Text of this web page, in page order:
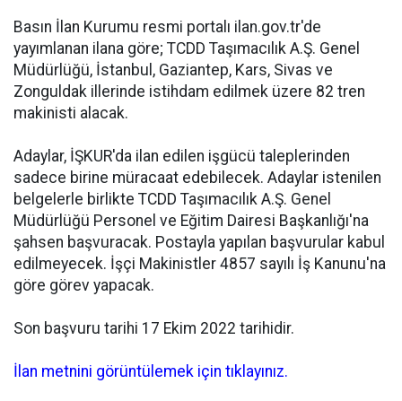
Basın İlan Kurumu resmi portalı ilan.gov.tr'de
yayımlanan ilana göre; TCDD Taşımacılık A.Ş. Genel
Müdürlüğü, İstanbul, Gaziantep, Kars, Sivas ve
Zonguldak illerinde istihdam edilmek üzere 82 tren
makinisti alacak.
Adaylar, İŞKUR'da ilan edilen işgücü taleplerinden
sadece birine müracaat edebilecek. Adaylar istenilen
belgelerle birlikte TCDD Taşımacılık A.Ş. Genel
Müdürlüğü Personel ve Eğitim Dairesi Başkanlığı'na
şahsen başvuracak. Postayla yapılan başvurular kabul
edilmeyecek. İşçi Makinistler 4857 sayılı İş Kanunu'na
göre görev yapacak.
Son başvuru tarihi 17 Ekim 2022 tarihidir.
İlan metnini görüntülemek için tıklayınız.